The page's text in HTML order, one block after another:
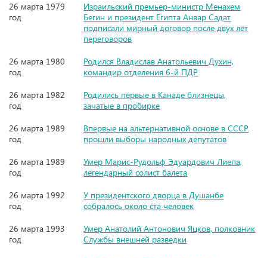
26 марта 1979
год
Израильский премьер-министр Менахем
Бегин и президент Египта Анвар Садат
подписали мирный договор после двух лет
переговоров
26 марта 1980
год
Родился Владислав Анатольевич Духин,
командир отделения 6-й ПДР
26 марта 1982
год
Родились первые в Канаде близнецы,
зачатые в пробирке
26 марта 1989
год
Впервые на альтернативной основе в СССР
прошли выборы народных депутатов
26 марта 1989
год
Умер Марис-Рудольф Эдуардович Лиепа,
легендарный солист балета
26 марта 1992
год
У президентского дворца в Душанбе
собралось около ста человек
26 марта 1993
год
Умер Анатолий Антонович Яцков, полковник
Службы внешней разведки